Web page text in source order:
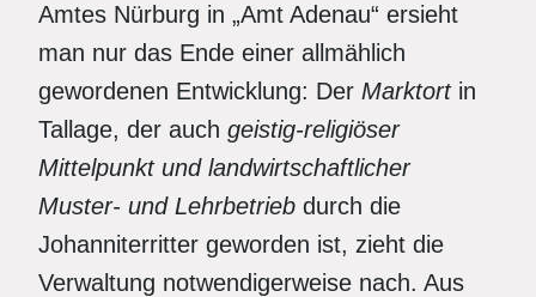
Amtes Nürburg in „Amt Adenau“ ersieht
man nur das Ende einer allmählich
gewordenen Entwicklung: Der Marktort in
Tallage, der auch geistig-religiöser
Mittelpunkt und landwirtschaftlicher
Muster- und Lehrbetrieb durch die
Johanniterritter geworden ist, zieht die
Verwaltung notwendigerweise nach. Aus